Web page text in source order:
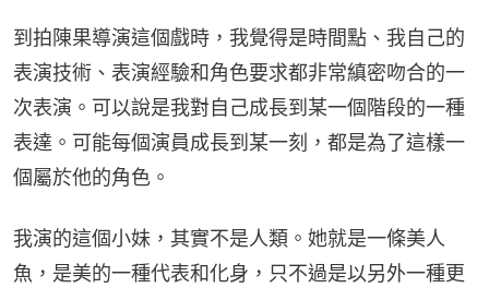
到拍陳果導演這個戲時，我覺得是時間點、我自己的
表演技術、表演經驗和角色要求都非常縝密吻合的一
次表演。可以說是我對自己成長到某一個階段的一種
表達。可能每個演員成長到某一刻，都是為了這樣一
個屬於他的角色。
我演的這個小妹，其實不是人類。她就是一條美人
魚，是美的一種代表和化身，只不過是以另外一種更